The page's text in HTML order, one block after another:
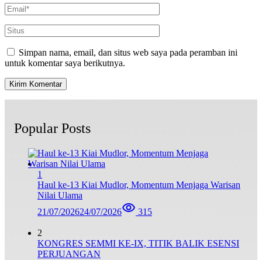
Simpan nama, email, dan situs web saya pada peramban ini
untuk komentar saya berikutnya.
Popular Posts
1
Haul ke-13 Kiai Mudlor, Momentum Menjaga Warisan
Nilai Ulama
21/07/202624/07/2026 315
2
KONGRES SEMMI KE-IX, TITIK BALIK ESENSI
PERJUANGAN